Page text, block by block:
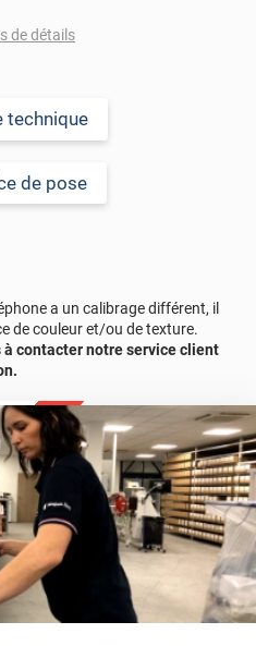
l’eau, aux rayures, aux rayons
nettoyage avec un
les produits trop acides ou
efficace.
notre revêtement chez vous
appréciez sa qualité et son
de détails
technique
de pose
a un calibrage différent, il
de couleur et/ou de texture.
à contacter notre service client